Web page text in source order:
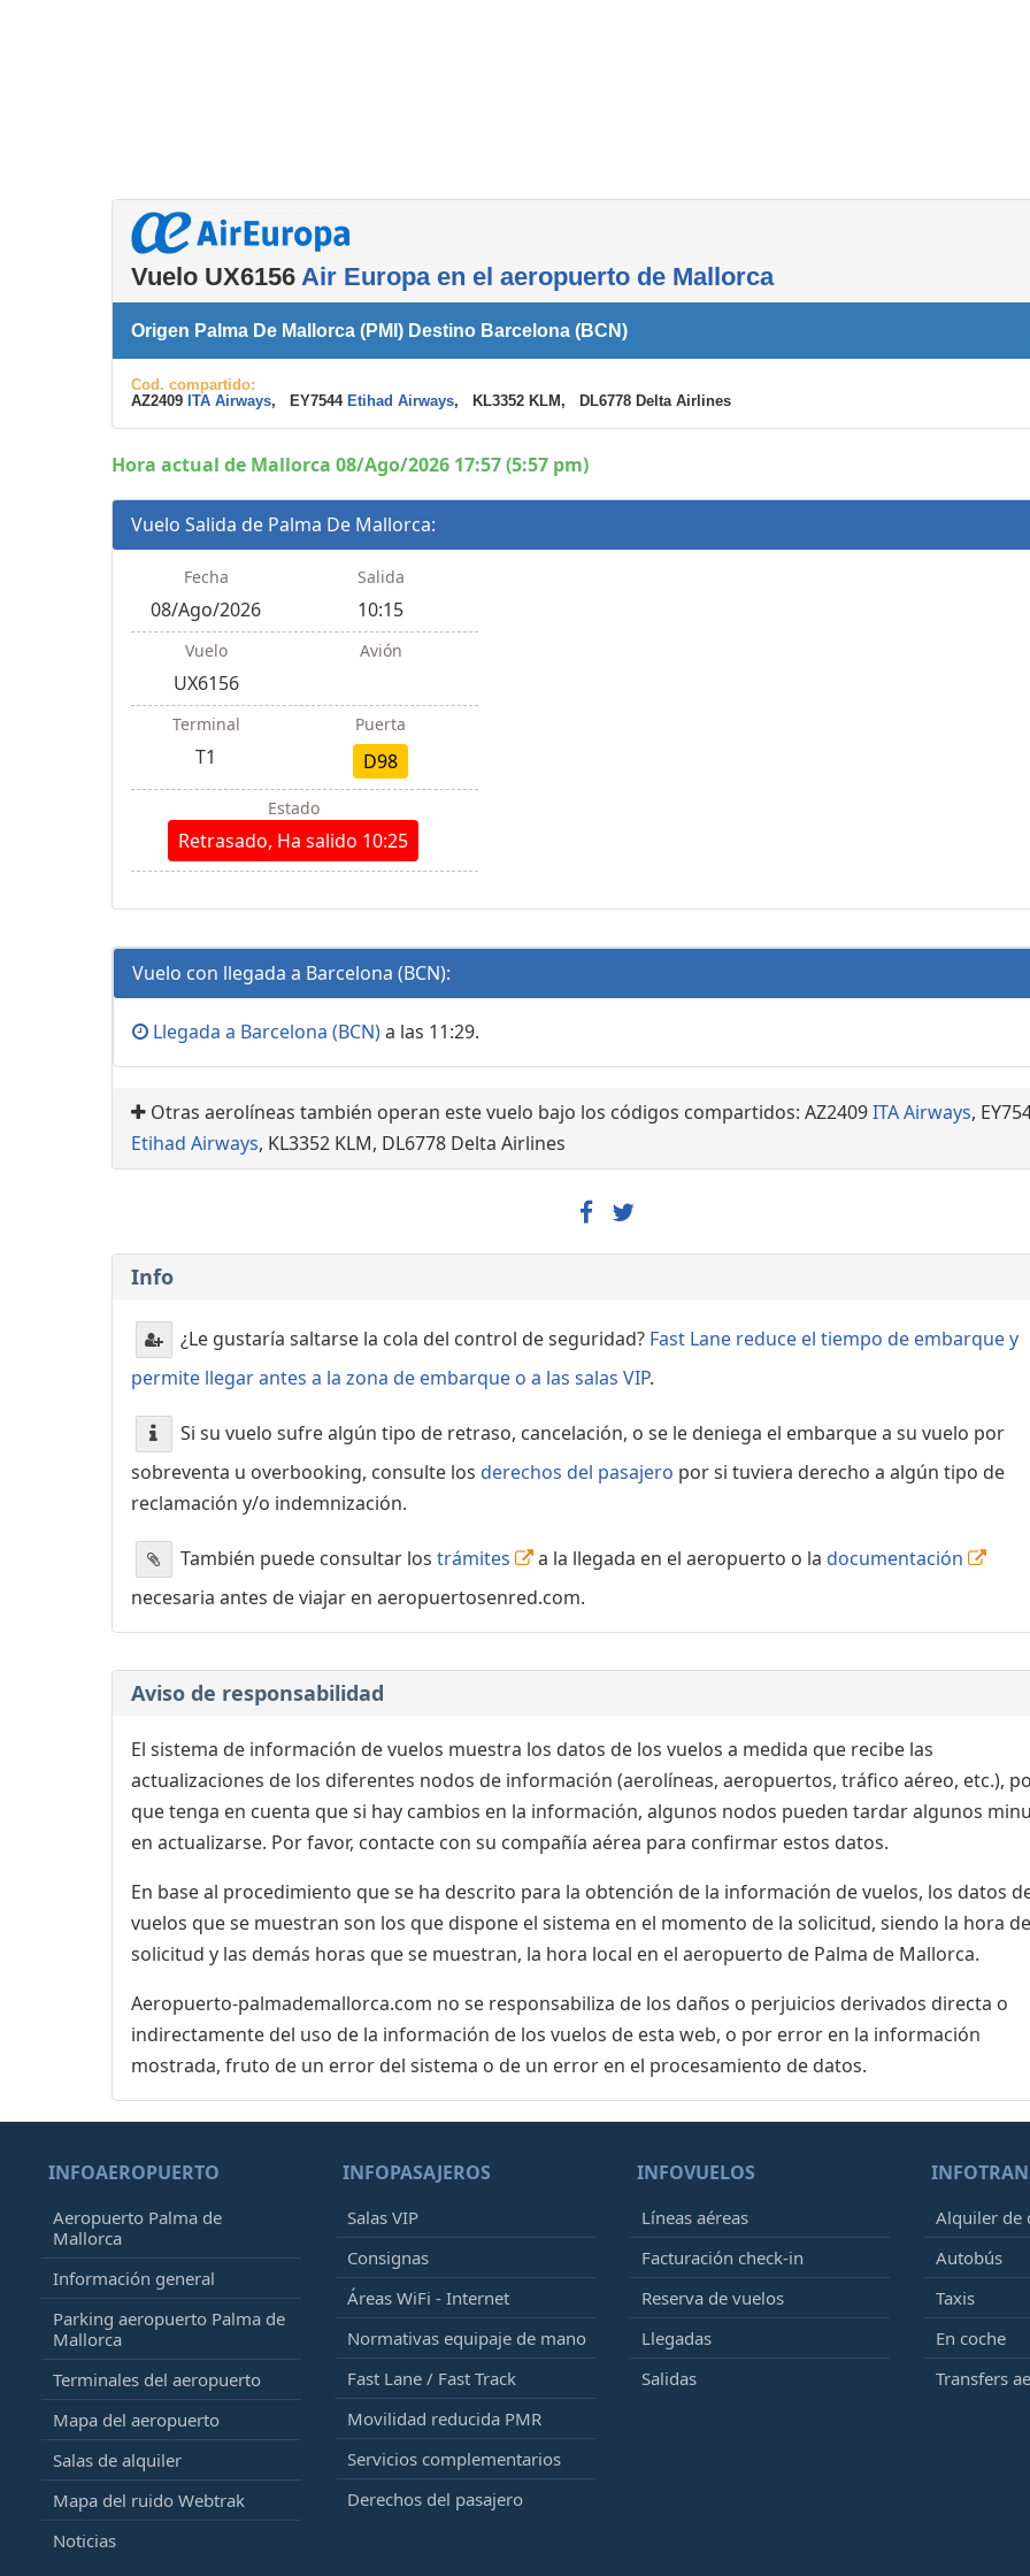
Vuelo UX6156 Air Europa en el aeropuerto de Mallorca
Origen Palma De Mallorca (PMI) Destino Barcelona (BCN)
Cod. compartido:
AZ2409 ITA Airways, EY7544 Etihad Airways, KL3352 KLM, DL6778 Delta Airlines
Hora actual de Mallorca 08/Ago/2026 17:57 (5:57 pm)
Vuelo Salida de Palma De Mallorca:
Fecha
08/Ago/2026
Salida
10:15
Vuelo
UX6156
Avión
Terminal
T1
Puerta
D98
Estado
Retrasado, Ha salido 10:25
Vuelo con llegada a Barcelona (BCN):
Llegada a Barcelona (BCN)a las 11:29.
Otras aerolíneas también operan este vuelo bajo los códigos compartidos: AZ2409ITA Airways,
Etihad Airways, KL3352 KLM, DL6778 Delta Airlines
Info
¿Le gustaría saltarse la cola del control de seguridad? Fast Lane reduce el tiempo de embarque y
permite llegar antes a la zona de embarque o a las salas VIP.
Si su vuelo sufre algún tipo de retraso, cancelación, o se le deniega el embarque a su vuelo por
sobreventa u overbooking, consulte los derechos del pasajero por si tuviera derecho a algún tipo de
reclamación y/o indemnización.
También puede consultar los trámites a la llegada en el aeropuerto o la documentación
necesaria antes de viajar en aeropuertosenred.com.
Aviso de responsabilidad
El sistema de información de vuelos muestra los datos de los vuelos a medida que recibe las
actualizaciones de los diferentes nodos de información (aerolíneas, aeropuertos, tráfico aéreo, etc.),
que tenga en cuenta que si hay cambios en la información, algunos nodos pueden tardar algunos
en actualizarse. Por favor, contacte con su compañía aérea para confirmar estos datos.
En base al procedimiento que se ha descrito para la obtención de la información de vuelos, los datos
vuelos que se muestran son los que dispone el sistema en el momento de la solicitud, siendo la hora
solicitud y las demás horas que se muestran, la hora local en el aeropuerto de Palma de Mallorca.
Aeropuerto-palmademallorca.com no se responsabiliza de los daños o perjuicios derivados directa o
indirectamente del uso de la información de los vuelos de esta web, o por error en la información
mostrada, fruto de un error del sistema o de un error en el procesamiento de datos.
INFOAEROPUERTO
Aeropuerto Palma de
Mallorca
Información general
Parking aeropuerto Palma de
Mallorca
Terminales del aeropuerto
Mapa del aeropuerto
Salas de alquiler
Mapa del ruido Webtrak
Noticias
INFOPASAJEROS
Salas VIP
Consignas
Áreas WiFi - Internet
Normativas equipaje de mano
Fast Lane / Fast Track
Movilidad reducida PMR
Servicios complementarios
Derechos del pasajero
INFOVUELOS
Líneas aéreas
Facturación check-in
Reserva de vuelos
Llegadas
Salidas
Alquiler de
Autobús
Taxis
En coche
Transfers